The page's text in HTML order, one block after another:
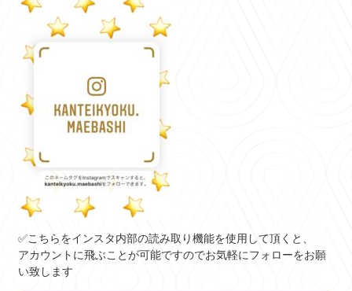
✅こちらをインスタ内部の読み取り機能を使用して頂くと、
アカウントに飛ぶことが可能ですのでお気軽にフォローをお願
い致します